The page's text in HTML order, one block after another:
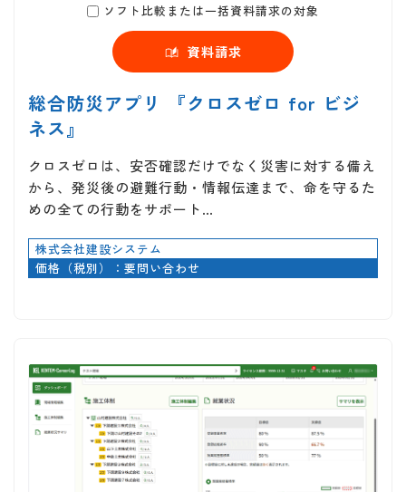
ソフト比較または一括資料請求の対象
資料請求
総合防災アプリ 『クロスゼロ for ビジ
ネス』
クロスゼロは、安否確認だけでなく災害に対する備え
から、発災後の避難行動・情報伝達まで、命を守るた
めの全ての行動をサポート…
株式会社建設システム
価格（税別）：要問い合わせ